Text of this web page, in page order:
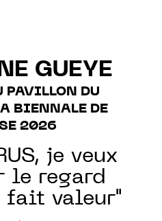
GUEYE
PAVILLON DU
BIENNALE DE
2026
je veux
le regard
fait valeur"